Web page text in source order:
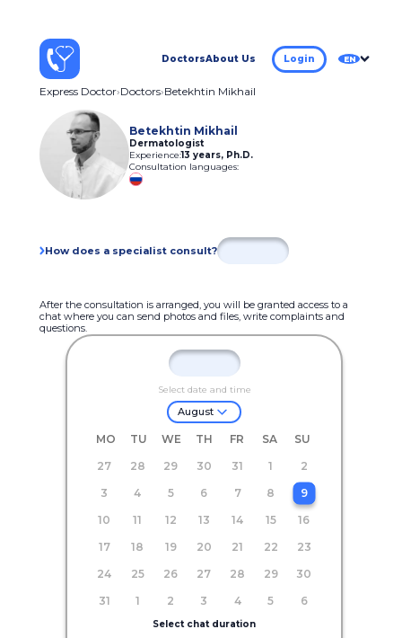
DoctorsAbout Us Login EN
Express Doctor Doctors Betekhtin Mikhail
Betekhtin Mikhail
Dermatologist
Experience:13 years, Ph.D.
Consultation languages:
How does a specialist consult?
After the consultation is arranged, you will be granted access to a
chat where you can send photos and files, write complaints and
questions.
Select date and time
August
MO TU WE TH FR SA
SU
27
28 29 30 31 1
2
3
4 5 6 7 8
9
10
11 12 13 14 15
16
17
18 19 20 21 22
23
24
25 26 27 28 29
30
31
1 2 3 4 5 6
Select chat duration